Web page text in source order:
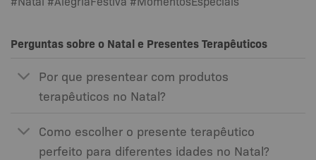
Perguntas sobre o Natal e Presentes Terapêuticos
Por que presentear com produtos
terapêuticos no Natal?
Como escolher o presente terapêutico
perfeito para diferentes idades no Natal?